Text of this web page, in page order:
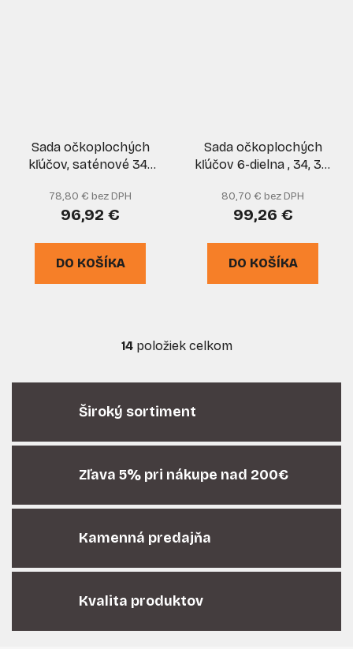
Sada očkoplochých
kľúčov, saténové 34-
78,80 € bez DPH
96,92 €
DO KOŠÍKA
Sada očkoplochých
kľúčov 6-dielna , 34, 36,
plátne, MAR-POL
80,70 € bez DPH
99,26 €
DO KOŠÍKA
O
l
á
d
a
i
p
v
v
p
14položiek celkom
Široký sortiment
Zľava 5% pri nákupe nad 200€
Kamenná predajňa
Kvalita produktov